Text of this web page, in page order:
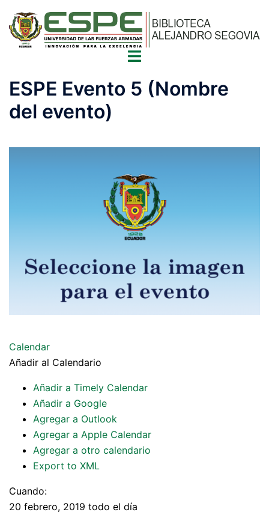
contenido
Alternar
ESPE Evento 5 (Nombre
del evento)
Calendar
Añadir al Calendario
Añadir a Timely Calendar
Añadir a Google
Agregar a Outlook
Agregar a Apple Calendar
Agregar a otro calendario
Export to XML
Cuando:
20 febrero, 2019 todo el día